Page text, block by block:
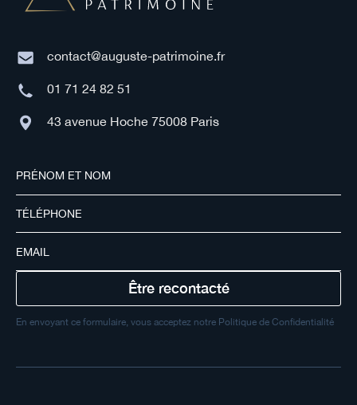
contact@auguste-patrimoine.fr
01 71 24 82 51
43 avenue Hoche 75008 Paris
En envoyant ce formulaire, vous acceptez notre Politique de Confidentialité